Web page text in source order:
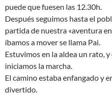
puede que fuesen las 12.30h.
Después seguimos hasta el
partida de nuestra «aventura
íbamos a mover se llama Pai.
Estuvimos en la aldea un rato,
iniciamos la marcha.
El camino estaba enfangado y
divertido.